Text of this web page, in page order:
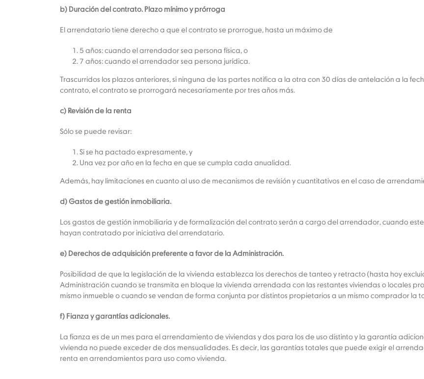
b) Duración del contrato. Plazo mínimo y prórroga
El arrendatario tiene derecho a que el contrato se prorrogue, hasta un máximo de
5 años: cuando el arrendador sea persona física, o
7 años: cuando el arrendador sea persona jurídica.
Trascurridos los plazos anteriores, si ninguna de las partes notifica a la otra con 30 días de antelación a la
contrato, el contrato se prorrogará necesariamente por tres años más.
c) Revisión de la renta
Sólo se puede revisar:
Si se ha pactado expresamente, y
Una vez por año en la fecha en que se cumpla cada anualidad.
Además, hay limitaciones en cuanto al uso de mecanismos de revisión y cuantitativos en el caso de
d) Gastos de gestión inmobiliaria.
Los gastos de gestión inmobiliaria y de formalización del contrato serán a cargo del arrendador, cuando
hayan contratado por iniciativa del arrendatario.
e) Derechos de adquisición preferente a favor de la Administración.
Posibilidad de que la legislación de la vivienda establezca los derechos de tanteo y retracto (hasta hoy
Administración cuando se transmita en bloque la vivienda arrendada con las restantes viviendas o locales
mismo inmueble o cuando se vendan de forma conjunta por distintos propietarios a un mismo comprador la
f) Fianza y garantías adicionales.
La fianza es de un mes para el arrendamiento de viviendas y dos para los de uso distinto y la garantía
vivienda no puede exceder de dos mensualidades. Es decir, las garantías totales que puede exigir el
renta en arrendamientos para uso como vivienda.